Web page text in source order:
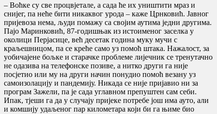
– Воћке су све процвјетале, а сада ће их уништити мраз и
снијег, па неће бити никаквог урода – каже Црнковић. Јавног
пријевоза нема, људи помажу са својим аутима једни другима.
Пајо Маринковић, 87-годишњак из истоименог заселка у
околици Перјасице, већ десетак година муку мучи с
краљешницом, па се креће само уз помоћ штака. Нажалост, за
уобичајене бољке и старачке проблеме лијечник се тренутачно
не одазива на телефонске позиве, а нитко други га није
посјетио или му на други начин понудио помоћ везану уз
самоизолацију и пандемију. Никада се није пријавио ни за
програм Зажели, па је сада углавном препуштен сам себи.
Ипак, тјеши га да у случају пријеке потребе још има ауто, али
и комшију удаљеног пар километара који би га њиме био